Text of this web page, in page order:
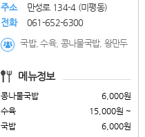
주소
만성로 134-4 (미평동)
전화
061-652-6300
국밥, 수육, 콩나물국밥, 왕만두
메뉴정보
콩나물국밥
6,000원
수육
15,000원 ~
국밥
6,000원